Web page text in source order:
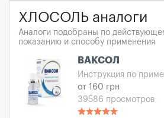
ХЛОСОЛЬ аналоги
Аналоги подобраны по
показанию и способу применения
ВАКСОЛ
Инструкция по
от 160 грн
39586 просмотров